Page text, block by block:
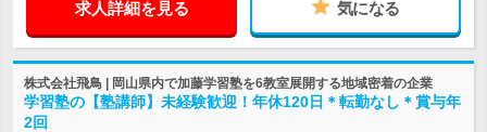
求人詳細を見る 気になる
株式会社飛鳥 | 岡山県内で加藤学習塾を6教室展開する地域密着の企業
学習塾の【塾講師】未経験歓迎！年休120日＊転勤なし＊賞与年
2回